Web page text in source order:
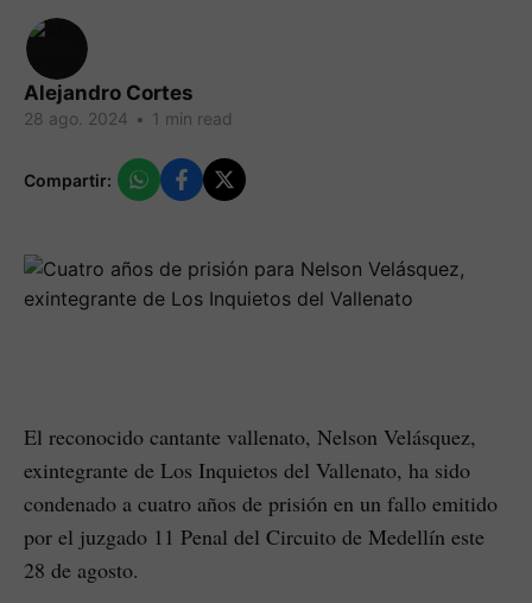
Alejandro Cortes
28 ago. 2024 • 1 min read
Compartir:
El reconocido cantante vallenato, Nelson Velásquez,
exintegrante de Los Inquietos del Vallenato, ha sido
condenado a cuatro años de prisión en un fallo emitido
por el juzgado 11 Penal del Circuito de Medellín este
28 de agosto.